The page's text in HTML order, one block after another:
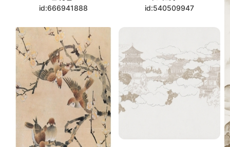
id:666941888
id:540509947